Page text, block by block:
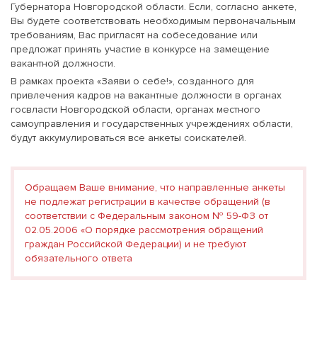
Губернатора Новгородской области. Если, согласно анкете,
Вы будете соответствовать необходимым первоначальным
требованиям, Вас пригласят на собеседование или
предложат принять участие в конкурсе на замещение
вакантной должности.
В рамках проекта «Заяви о себе!», созданного для
привлечения кадров на вакантные должности в органах
госвласти Новгородской области, органах местного
самоуправления и государственных учреждениях области,
будут аккумулироваться все анкеты соискателей.
Обращаем Ваше внимание, что направленные анкеты
не подлежат регистрации в качестве обращений (в
соответствии с Федеральным законом № 59-ФЗ от
02.05.2006 «О порядке рассмотрения обращений
граждан Российской Федерации) и не требуют
обязательного ответа